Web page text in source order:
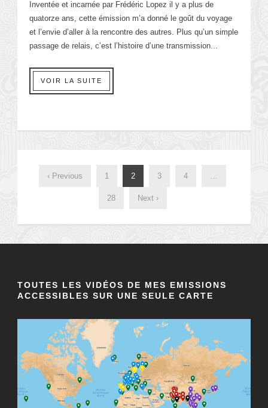
Inventée et incarnée par Frédéric Lopez il y a plus de
quatorze ans, cette émission m’a donné le goût du voyage
et l’envie d’aller à la rencontre des autres. Plus qu’un simple
passage de relais, c’est l’histoire d’une transmission...
VOIR LA SUITE
‹ Previous 1 2 3 4
28 Next ›
TOUTES LES VIDÉOS DE MES EMISSIONS
ACCESSIBLES SUR UNE SEULE CARTE